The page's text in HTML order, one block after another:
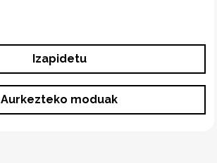
Izapidetu
Aurkezteko moduak